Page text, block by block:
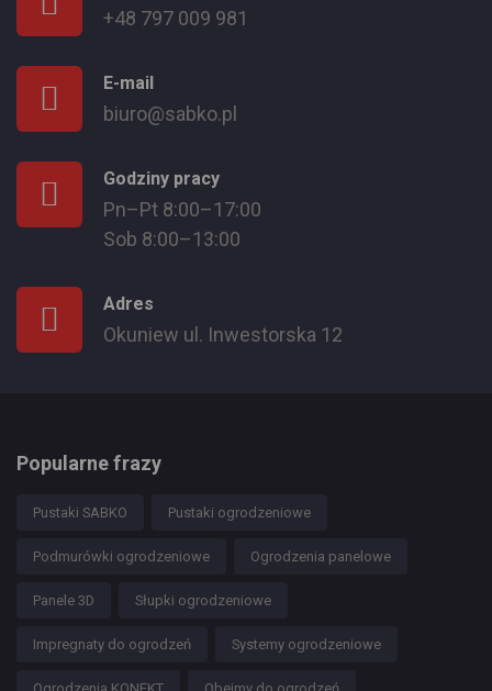
+48 797 009 981
E-mail
biuro@sabko.pl
Godziny pracy
Pn–Pt 8:00–17:00
Sob 8:00–13:00
Adres
Okuniew ul. Inwestorska 12
Popularne frazy
Pustaki SABKO Pustaki ogrodzeniowe
Podmurówki ogrodzeniowe Ogrodzenia panelowe
Panele 3D Słupki ogrodzeniowe
Impregnaty do ogrodzeń Systemy ogrodzeniowe